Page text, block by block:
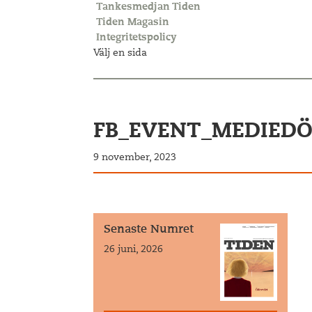
Tankesmedjan Tiden
Tiden Magasin
Integritetspolicy
Välj en sida
9 november, 2023
Senaste Numret
26 juni, 2026